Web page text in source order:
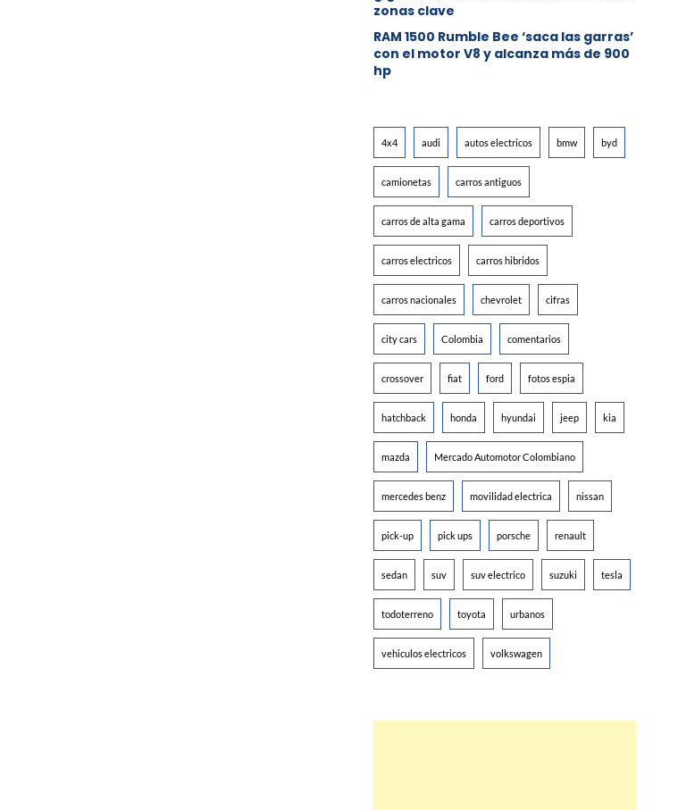
zonas clave
RAM 1500 Rumble Bee ‘saca las garras’
con el motor V8 y alcanza más de 900
hp
4x4 audi autos electricos bmw byd
camionetas carros antiguos
carros de alta gama carros deportivos
carros electricos carros hibridos
carros nacionales chevrolet cifras
city cars Colombia comentarios
crossover fiat ford fotos espia
hatchback honda hyundai jeep kia
mazda Mercado Automotor Colombiano
mercedes benz movilidad electrica nissan
pick-up pick ups porsche renault
sedan suv suv electrico suzuki tesla
todoterreno toyota urbanos
vehiculos electricos volkswagen